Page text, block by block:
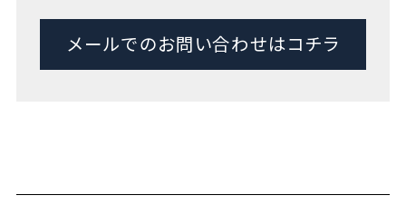
メールでのお問い合わせはコチラ